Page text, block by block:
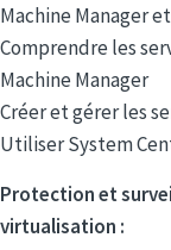
Machine Manager
Comprendre les
Machine Manager
Créer et gérer les
Utiliser System
Protection et
virtualisation :